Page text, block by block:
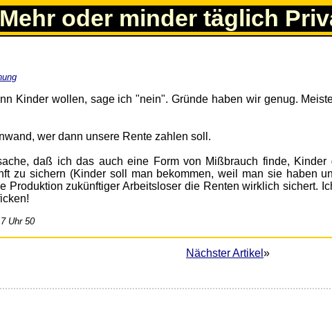
oder minder täglich
Kinder wollen, sage ich "nein". Gründe haben wir genug.
wer dann unsere Rente zahlen soll.
daß ich das auch eine Form von Mißbrauch finde, Kinder
zu sichern (Kinder soll man bekommen, weil man sie haben
Produktion zukünftiger Arbeitsloser die Renten wirklich sichert.
Uhr 50
Nächster Artikel »